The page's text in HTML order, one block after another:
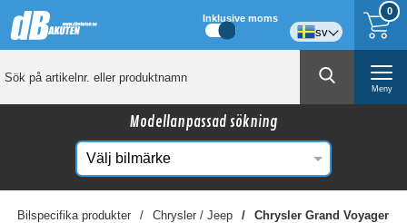
0
Inklusive moms
sv
Meny
Modellanpassad sökning
Bilspecifika produkter Chrysler / Jeep Chrysler Grand Voyager